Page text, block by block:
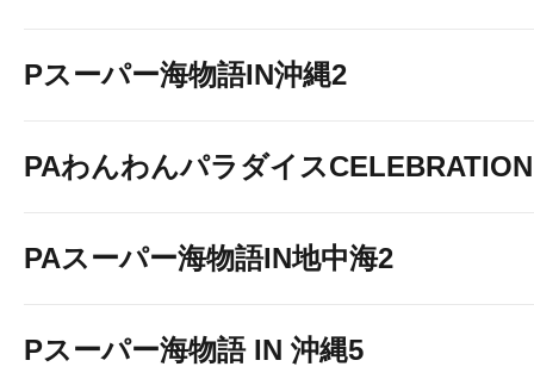
Pスーパー海物語IN沖縄2
PAわんわんパラダイスCELEBRATION
PAスーパー海物語IN地中海2
Pスーパー海物語 IN 沖縄5